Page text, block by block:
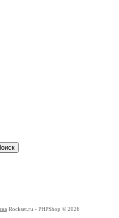
Rockset.ru - PHPShop © 2026